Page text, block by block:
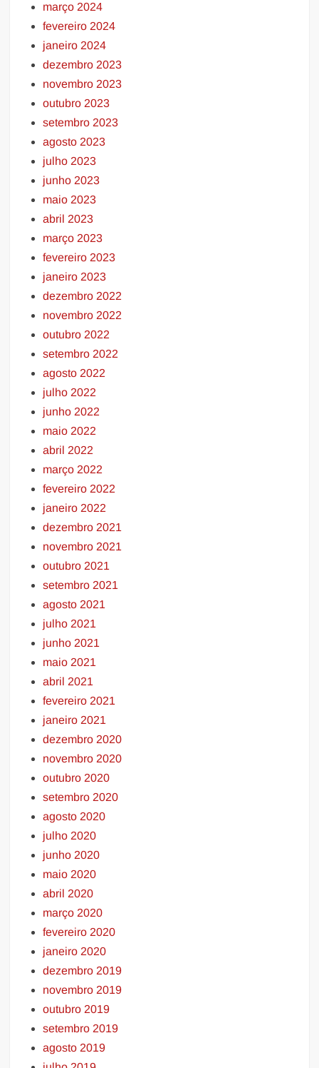
março 2024
fevereiro 2024
janeiro 2024
dezembro 2023
novembro 2023
outubro 2023
setembro 2023
agosto 2023
julho 2023
junho 2023
maio 2023
abril 2023
março 2023
fevereiro 2023
janeiro 2023
dezembro 2022
novembro 2022
outubro 2022
setembro 2022
agosto 2022
julho 2022
junho 2022
maio 2022
abril 2022
março 2022
fevereiro 2022
janeiro 2022
dezembro 2021
novembro 2021
outubro 2021
setembro 2021
agosto 2021
julho 2021
junho 2021
maio 2021
abril 2021
fevereiro 2021
janeiro 2021
dezembro 2020
novembro 2020
outubro 2020
setembro 2020
agosto 2020
julho 2020
junho 2020
maio 2020
abril 2020
março 2020
fevereiro 2020
janeiro 2020
dezembro 2019
novembro 2019
outubro 2019
setembro 2019
agosto 2019